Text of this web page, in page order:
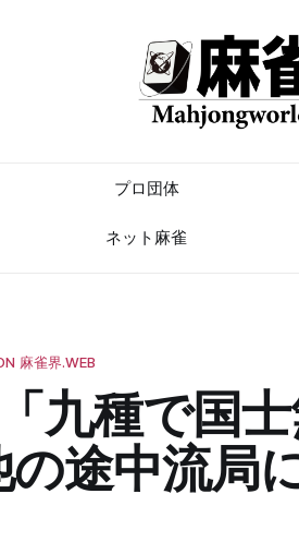
プロ団体
ネット麻雀
麻雀界.WEB
九種で国
の途中流局